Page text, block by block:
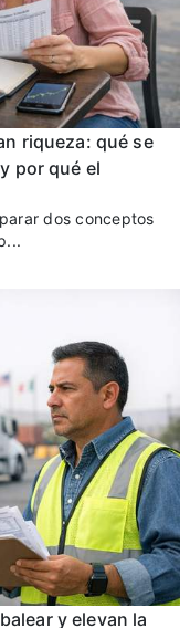
riqueza: qué se
por qué el
dos conceptos
y elevan la